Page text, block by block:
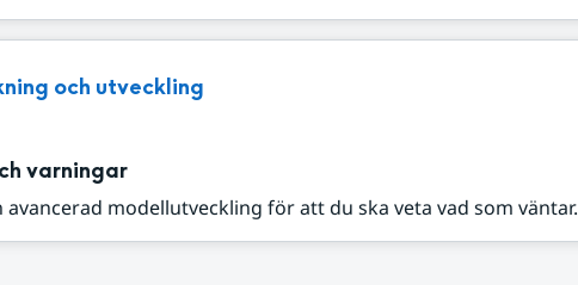
och utveckling
varningar
avancerad modellutveckling för att du ska veta vad som väntar.